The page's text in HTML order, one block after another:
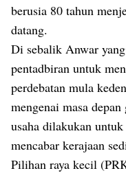
berusia 80 tahun
datang.
Di sebalik Anwar
pentadbiran untuk
perdebatan mula
mengenai masa
usaha dilakukan
mencabar kerajaan
Pilihan raya kecil